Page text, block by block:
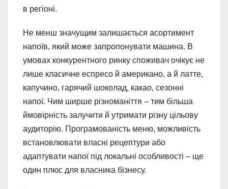
в регіоні.
Не менш значущим залишається асортимент
напоїв, який може запропонувати машина. В
умовах конкурентного ринку споживач очікує не
лише класичне еспресо й американо, а й латте,
капучино, гарячий шоколад, какао, сезонні
напої. Чим ширше різноманіття – тим більша
ймовірність залучити й утримати різну цільову
аудиторію. Програмованість меню, можливість
встановлювати власні рецептури або
адаптувати напої під локальні особливості – ще
один плюс для власника бізнесу.